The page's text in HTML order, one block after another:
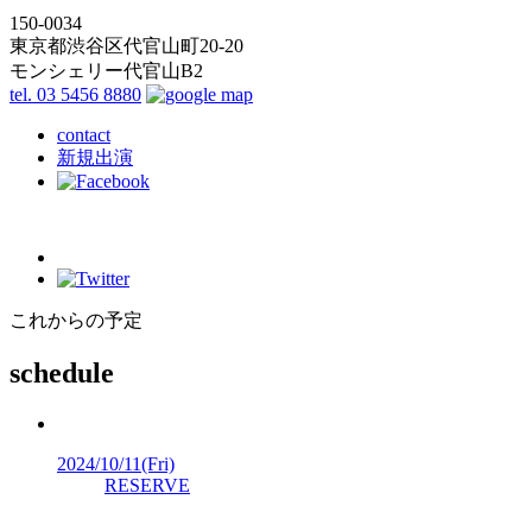
150-0034
東京都渋谷区代官山町20-20
モンシェリー代官山B2
tel. 03 5456 8880
contact
新規出演
これからの予定
schedule
2024/10/11(Fri)
RESERVE